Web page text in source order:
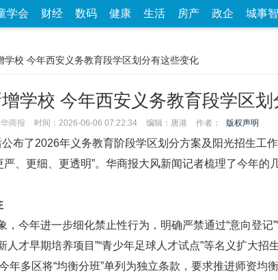
学会 财经 数码 健康 生活 房产 政企 城事
学校 今年西安义务教育段学区划分有这些变化
学校 今年西安义务教育段学区
商报 时间：2026-06-06 07:22:34 编辑：唐港 作者： 版权声明
了2026年义务教育阶段学区划分方案及阳光招生工作
、更细、更透明”。华商报大风新闻记者梳理了今年的
年进一步细化禁止性行为，明确严禁通过“意向登记”“
才早期培养项目”“青少年足球人才试点”等名义扩大招生
多区将“均衡分班”单列为独立条款，要求推进师资均